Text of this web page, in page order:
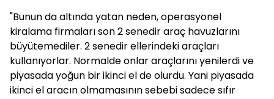
"Bunun da altında yatan neden, operasyonel
kiralama firmaları son 2 senedir araç havuzlarını
büyütemediler. 2 senedir ellerindeki araçları
kullanıyorlar. Normalde onlar araçlarını yenilerdi ve
piyasada yoğun bir ikinci el de olurdu. Yani piyasada
ikinci el aracın olmamasının sebebi sadece sıfır